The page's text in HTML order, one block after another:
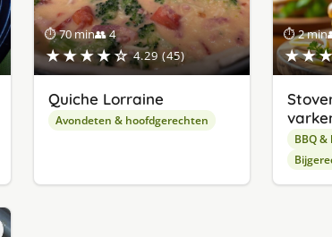
⏱ 70 min👥 4
★★★★☆ 4.29 (45)
Quiche Lorraine
Avondeten & hoofdgerechten
⏱ 2 min
BBQ